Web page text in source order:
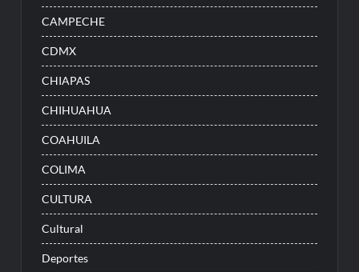
CAMPECHE
CDMX
CHIAPAS
CHIHUAHUA
COAHUILA
COLIMA
CULTURA
Cultural
Deportes